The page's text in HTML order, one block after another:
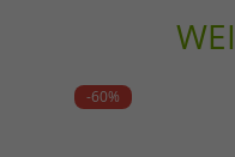
-60%